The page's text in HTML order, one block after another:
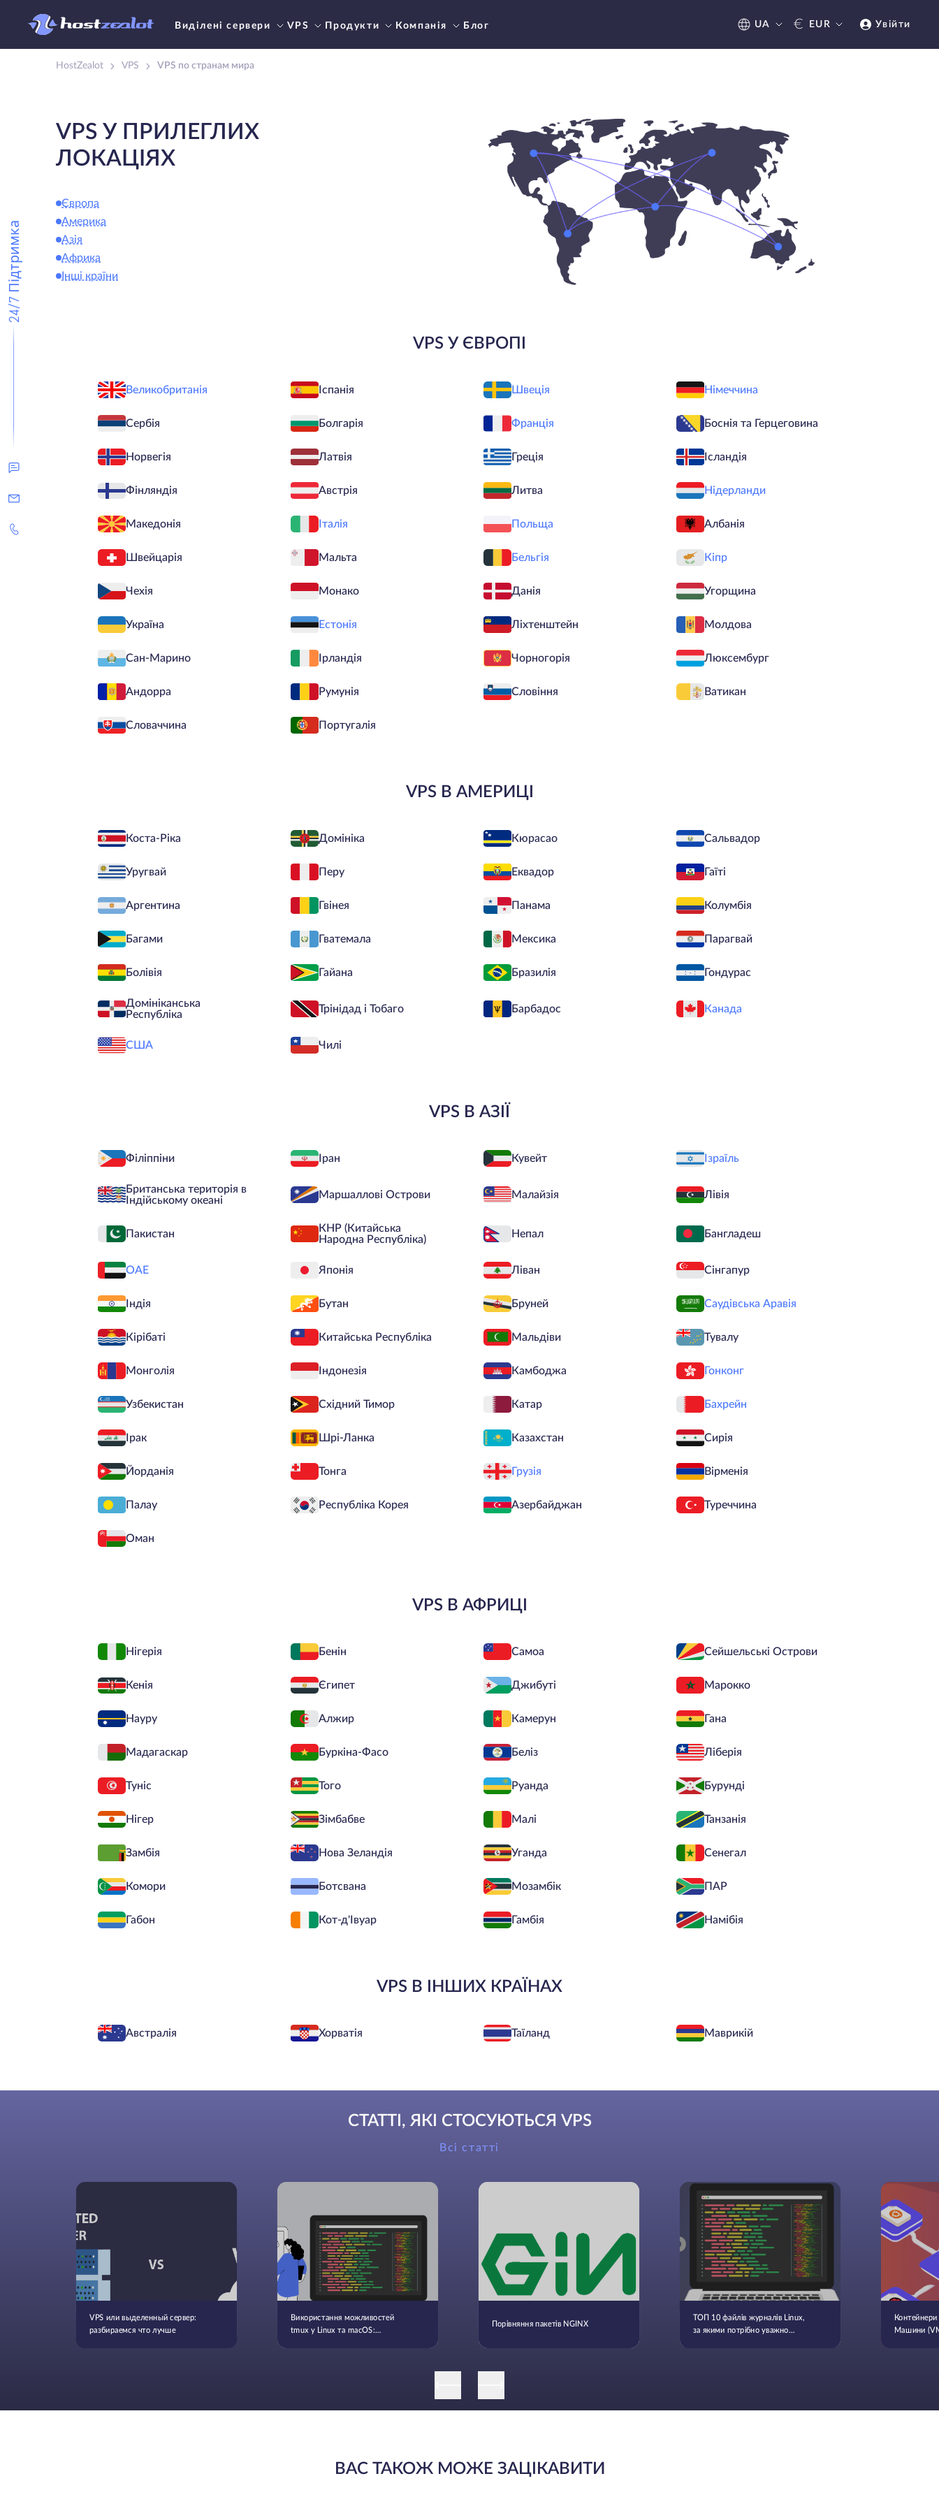
Виділені сервери VPS Продукти Компанія Блог UA € EUR Увійти
24/7 Підтримка
HostZealot VPS VPS по странам мира
VPS У ПРИЛЕГЛИХ
ЛОКАЦІЯХ
Європа
Америка
Азія
Африка
Інші країни
VPS У ЄВРОПІ
Великобританія Іспанія Швеція Німеччина
Сербія Болгарія Франція Боснія та Герцеговина
Норвегія Латвія Греція Ісландія
Фінляндія Австрія Литва Нідерланди
Македонія Італія Польща Албанія
Швейцарія Мальта Бельгія Кіпр
Чехія Монако Данія Угорщина
Україна Естонія Ліхтенштейн Молдова
Сан-Марино Ірландія Чорногорія Люксембург
Андорра Румунія Словіння Ватикан
Словаччина Португалія
VPS В АМЕРИЦІ
Коста-Ріка Домініка Кюрасао Сальвадор
Уругвай Перу Еквадор Гаїті
Аргентина Гвінея Панама Колумбія
Багами Гватемала Мексика Парагвай
Болівія Гайана Бразилія Гондурас
Домініканська
Республіка
Трінідад і Тобаго Барбадос Канада
США Чилі
VPS В АЗІЇ
Філіппіни Іран Кувейт Ізраїль
Британська територія в
Індійському океані
Маршаллові Острови Малайзія Лівія
Пакистан
КНР (Китайська
Народна Республіка)
Непал Бангладеш
ОАЕ Японія Ліван Сінгапур
Індія Бутан Бруней Саудівська Аравія
Кірібаті Китайська Республіка Мальдіви Тувалу
Монголія Індонезія Камбоджа Гонконг
Узбекистан Східний Тимор Катар Бахрейн
Ірак Шрі-Ланка Казахстан Сирія
Йорданія Тонга Грузія Вірменія
Палау Республіка Корея Азербайджан Туреччина
Оман
VPS В АФРИЦІ
Нігерія Бенін Самоа Сейшельські Острови
Кенія Єгипет Джибуті Марокко
Науру Алжир Камерун Гана
Мадагаскар Буркіна-Фасо Беліз Ліберія
Туніс Того Руанда Бурунді
Нігер Зімбабве Малі Танзанія
Замбія Нова Зеландія Уганда Сенегал
Комори Ботсвана Мозамбік ПАР
Габон Кот-д'Івуар Гамбія Намібія
VPS В ІНШИХ КРАЇНАХ
Австралія Хорватія Таїланд Маврикій
СТАТТІ, ЯКІ СТОСУЮТЬСЯ VPS
Всі статті
VPS или выделенный сервер:
разбираемся что лучше
Використання можливостей
tmux у Linux та macOS:
Порівняння пакетів NGINX
ТОП 10 файлів журналів Linux,
за якими потрібно уважно
Контейнери
Машини
ВАС ТАКОЖ МОЖЕ ЗАЦІКАВИТИ